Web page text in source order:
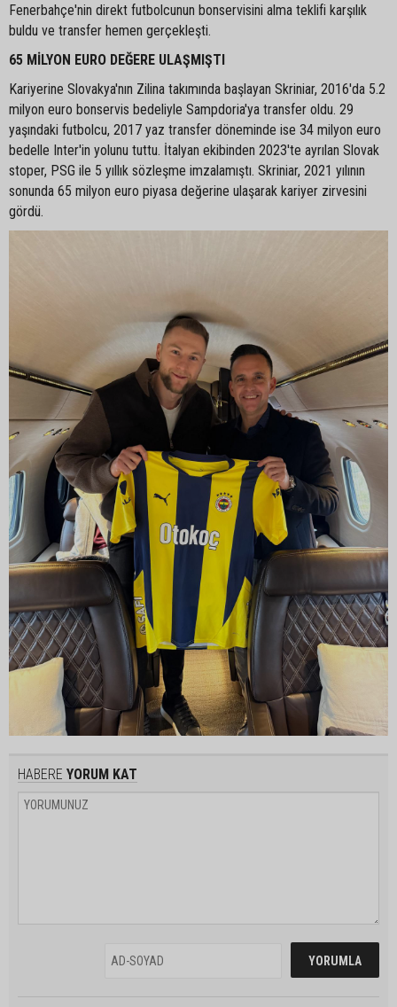
Fenerbahçe'nin direkt futbolcunun bonservisini alma teklifi karşılık
buldu ve transfer hemen gerçekleşti.
65 MİLYON EURO DEĞERE ULAŞMIŞTI
Kariyerine Slovakya'nın Zilina takımında başlayan Skriniar, 2016'da 5.2
milyon euro bonservis bedeliyle Sampdoria'ya transfer oldu. 29
yaşındaki futbolcu, 2017 yaz transfer döneminde ise 34 milyon euro
bedelle Inter'in yolunu tuttu. İtalyan ekibinden 2023'te ayrılan Slovak
stoper, PSG ile 5 yıllık sözleşme imzalamıştı. Skriniar, 2021 yılının
sonunda 65 milyon euro piyasa değerine ulaşarak kariyer zirvesini
gördü.
HABERE YORUM KAT